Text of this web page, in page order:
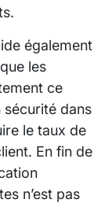
également
les
ce
sécurité dans
le taux de
En fin de
n’est pas